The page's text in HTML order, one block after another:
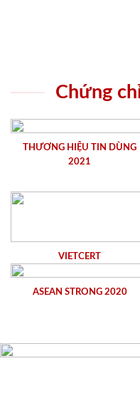
Chứng
THƯƠNG HIỆU TIN DÙNG
2021
VIETCERT
ASEAN STRONG 2020